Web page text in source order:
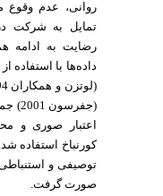
روانی،عدم وقوع
تمایل به شرکت در
رضایت به ادامه
داده‌ها با استفاده
اعتبار صوری و
کورنباخ استفاده شد.
توصیفی و استنباطی
صورت گرفت.